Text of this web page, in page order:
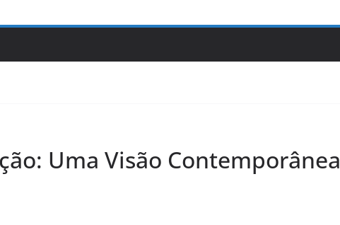
Uma Visão Contemporânea